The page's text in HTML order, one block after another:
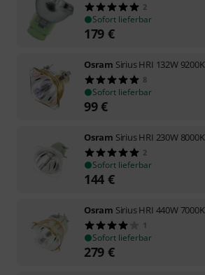
2
Sofort lieferbar
179 €
Osram Sirius HRI 132W 9200K
8
Sofort lieferbar
99€
Osram Sirius HRI 230W 8000K
2
Sofort lieferbar
144 €
Osram Sirius HRI 440W 7000K
1
Sofort lieferbar
279 €